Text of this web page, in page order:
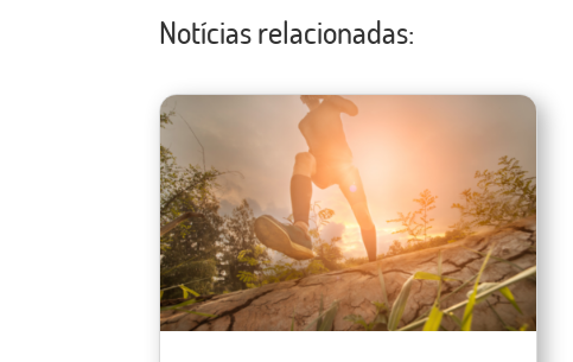
Notícias relacionadas: